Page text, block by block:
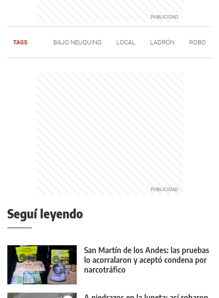
TAGS BAJO NEUQUINO LOCAL LADRÓN ROBO
Seguí leyendo
San Martín de los Andes: las pruebas
lo acorralaron y aceptó condena por
narcotráfico